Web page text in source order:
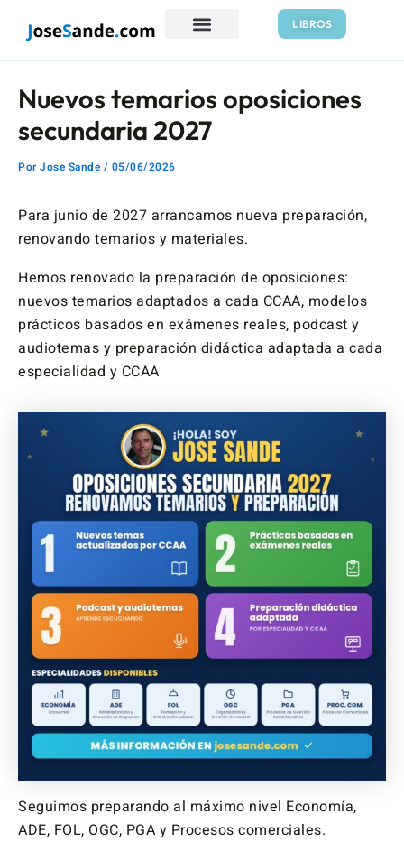
LIBROS
Nuevos temarios oposiciones
secundaria 2027
Por Jose Sande / 05/06/2026
Para junio de 2027 arrancamos nueva preparación,
renovando temarios y materiales.
Hemos renovado la preparación de oposiciones:
nuevos temarios adaptados a cada CCAA, modelos
prácticos basados en exámenes reales, podcast y
audiotemas y preparación didáctica adaptada a cada
especialidad y CCAA
Seguimos preparando al máximo nivel Economía,
ADE, FOL, OGC, PGA y Procesos comerciales.
de